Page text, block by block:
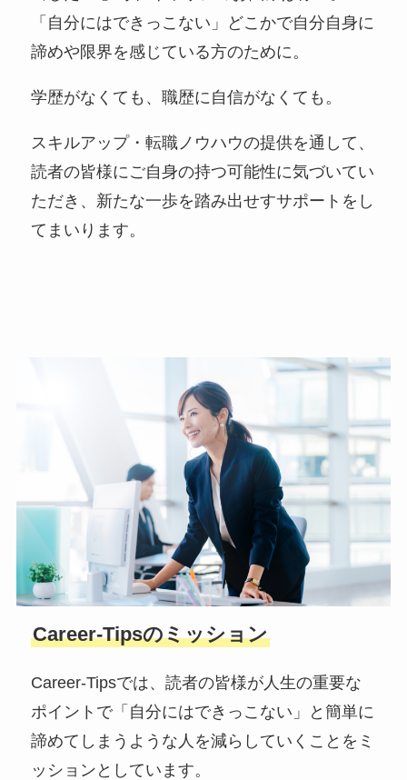
「自分にはできっこない」どこかで自分自身に
諦めや限界を感じている方のために。
学歴がなくても、職歴に自信がなくても。
スキルアップ・転職ノウハウの提供を通して、
読者の皆様にご自身の持つ可能性に気づいてい
ただき、新たな一歩を踏み出せすサポートをし
てまいります。
Career-Tipsのミッション
Career-Tipsでは、読者の皆様が人生の重要な
ポイントで「自分にはできっこない」と簡単に
諦めてしまうような人を減らしていくことをミ
ッションとしています。